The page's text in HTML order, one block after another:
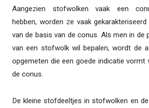
Aangezien stofwolken vaak een
hebben, worden ze vaak
van de basis van de conus. Als men in de
van een stofwolk wil bepalen, wordt de
opgemeten die een goede indicatie vormt
de conus.
De kleine stofdeeltjes in stofwolken en